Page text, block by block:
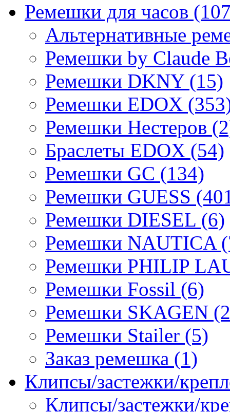
Ремешки для часов
Альтернативные
Ремешки by Claude
Ремешки DKNY (15)
Ремешки EDOX
Ремешки Нестеров
Браслеты EDOX (54)
Ремешки GC (134)
Ремешки GUESS
Ремешки DIESEL (6)
Ремешки NAUTICA
Ремешки PHILIP
Ремешки Fossil (6)
Ремешки SKAGEN
Ремешки Stailer (5)
Заказ ремешка (1)
Клипсы/застежки/
Клипсы/застежки/